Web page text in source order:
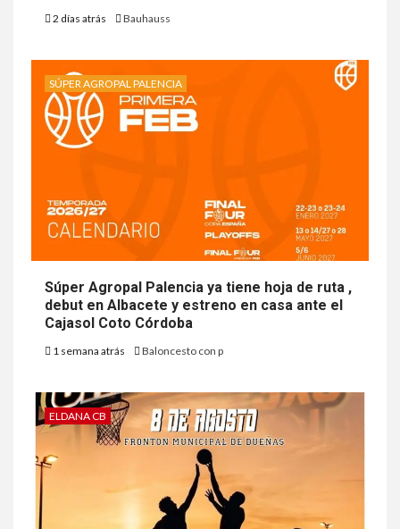
2 días atrás Bauhauss
SÚPER AGROPAL PALENCIA
Súper Agropal Palencia ya tiene hoja de ruta ,
debut en Albacete y estreno en casa ante el
Cajasol Coto Córdoba
1 semana atrás Baloncesto con p
ELDANA CB